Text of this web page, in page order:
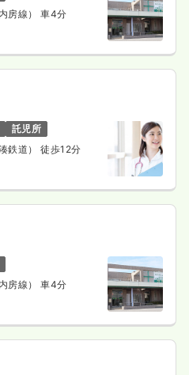
房線） 車4分
託児所
鉄道） 徒歩12分
房線） 車4分